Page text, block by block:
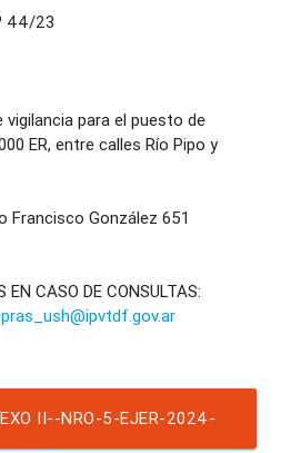
44/23
vigilancia para el puesto de
ER, entre calles Río Pipo y
Francisco González 651
CASO DE CONSULTAS:
II--NRO-5-EJER-2024-